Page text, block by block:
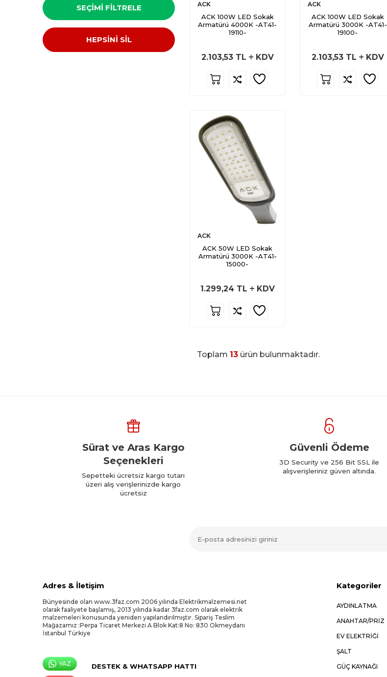
SEÇIMI FILTRELE
HEPSİNİ SİL
ACK
ACK 100W LED Sokak
Armatürü 4000K -AT41-
19110-
2.103,53TL KDV
ACK
ACK 100W LED Sokak
Armatürü 3000K -AT41-
19100-
2.103,53TL KDV
ACK
ACK 50W LED Sokak
Armatürü 3000K -AT41-
15000-
1.299,24TL KDV
Toplam 13 ürün bulunmaktadır.
Sürat ve Aras Kargo
Seçenekleri
Sepetteki ücretsiz kargo tutarı
üzeri alış verişlerinizde kargo
ücretsiz
Güvenli Ödeme
3D Security ve 256 Bit SSL ile
alışverişleriniz güven altında.
Adres & İletişim
Bünyesinde olan www.3faz.com 2006 yılında Elektrikmalzemesi.net
olarak faaliyete başlamış, 2013 yılında kadar 3faz.com olarak elektrik
malzemeleri konusunda yeniden yapılandırılmıştır. Sipariş Teslim
Mağazamız :Perpa Ticaret Merkezi A Blok Kat:8 No: 830 Okmeydanı
İstanbul Türkiye
YAZ DESTEK & WHATSAPP HATTI
Kategoriler
AYDINLATMA
ANAHTAR/PRİZ
EV ELEKTRİĞİ
ŞALT
GÜÇ KAYNAĞI